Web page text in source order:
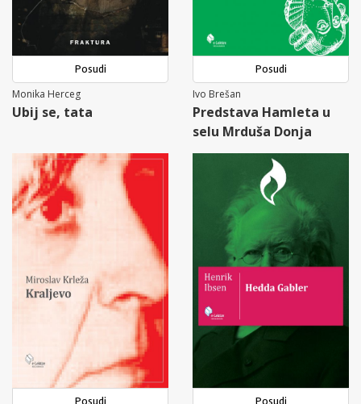
Posudi
Monika Herceg
Ubij se, tata
Posudi
Ivo Brešan
Predstava Hamleta u
selu Mrduša Donja